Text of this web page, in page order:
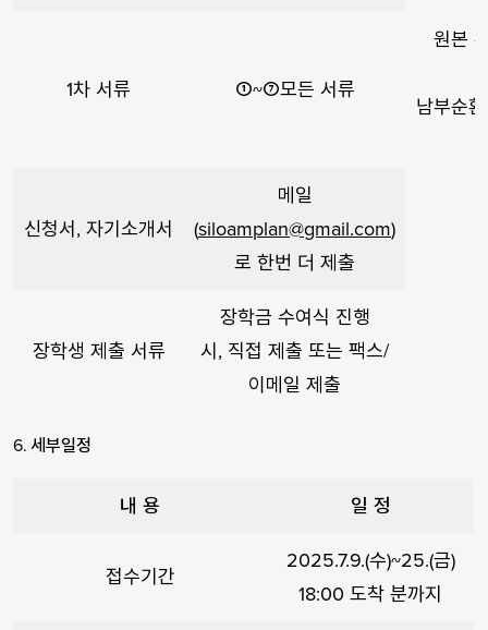
1차 서류 ①~⑦모든 서류
원본
남부순
신청서, 자기소개서
메일
(siloamplan@gmail.com)
로 한번 더 제출
장학생 제출 서류
장학금 수여식 진행
시, 직접 제출 또는 팩스/
이메일 제출
6.세부일정
내 용 일 정
접수기간
2025.7.9.(수)~25.(금)
18:00 도착 분까지